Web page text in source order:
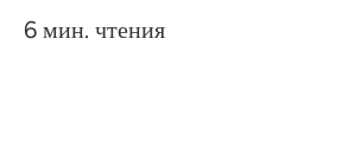
6 мин. чтения